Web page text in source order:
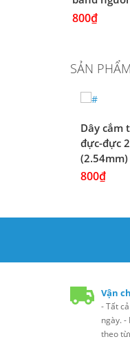
800₫
SẢN
Dây cắm
đực-đực
(2.54mm)
800₫
Vận
- Tất
ngày. -
theo